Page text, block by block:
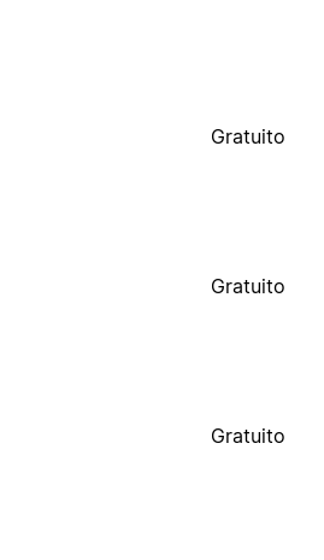
Gratuito
Gratuito
Gratuito